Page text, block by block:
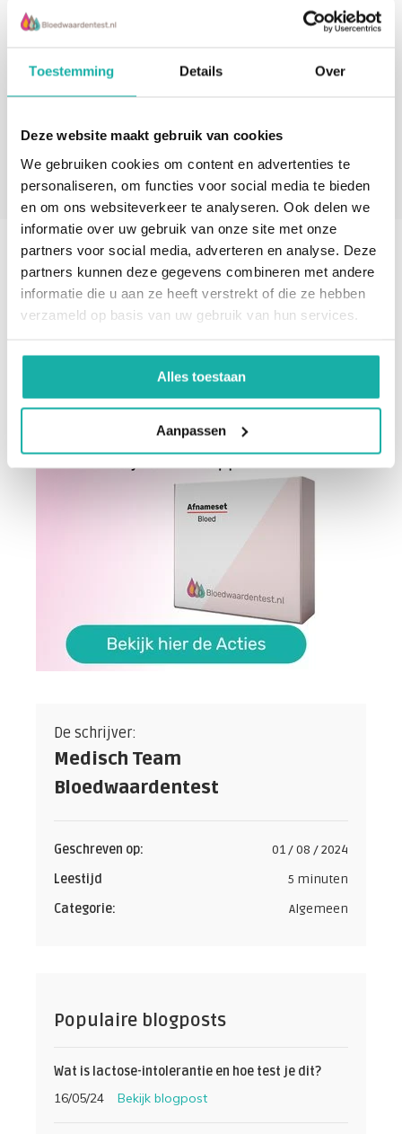
Toestemming Details Over
Deze website maakt gebruik van cookies
We gebruiken cookies om content en advertenties te
personaliseren, om functies voor social media te bieden
en om ons websiteverkeer te analyseren. Ook delen we
informatie over uw gebruik van onze site met onze
partners voor social media, adverteren en analyse. Deze
partners kunnen deze gegevens combineren met andere
informatie die u aan ze heeft verstrekt of die ze hebben
verzameld op basis van uw gebruik van hun services.
Alles toestaan
Aanpassen
* Verplichte velden Verstuur
De schrijver:
Medisch Team
Bloedwaardentest
Geschreven op:
01 / 08 / 2024
Leestijd
5 minuten
Categorie:
Algemeen
Populaire blogposts
Wat is lactose-intolerantie en hoe test je dit?
16/05/24 Bekijk blogpost